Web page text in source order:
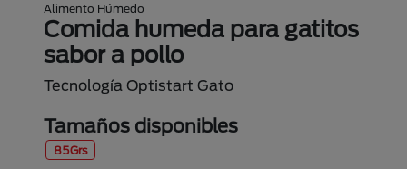
Alimento Húmedo
Comida humeda para gatitos
sabor a pollo
Tecnología Optistart Gato
Tamaños disponibles
85Grs